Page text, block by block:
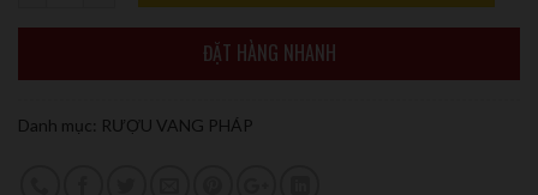
ĐẶT HÀNG NHANH
Danh mục: RƯỢU VANG PHÁP